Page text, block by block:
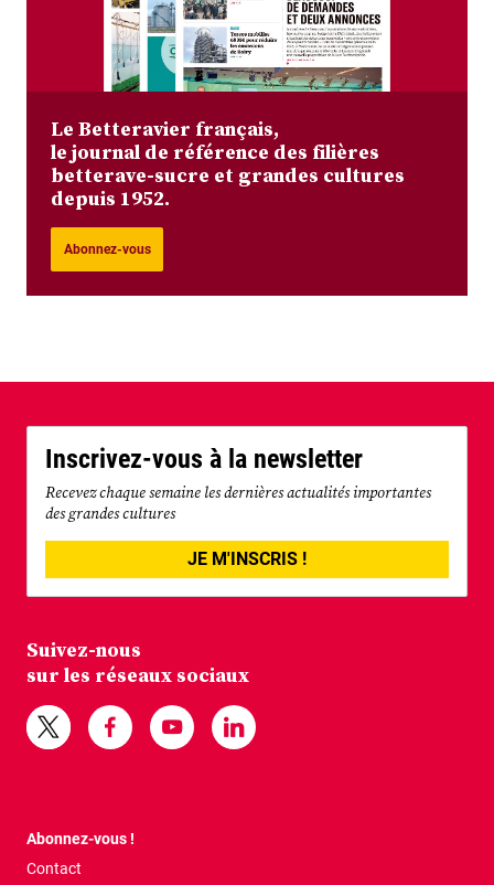
Le Betteravier français,
le journal de référence des filières
betterave-sucre et grandes cultures
depuis 1952.
Abonnez-vous
Inscrivez-vous à la newsletter
Recevez chaque semaine les dernières actualités importantes
des grandes cultures
JE M'INSCRIS !
Suivez-nous
sur les réseaux sociaux
Abonnez-vous !
Contact